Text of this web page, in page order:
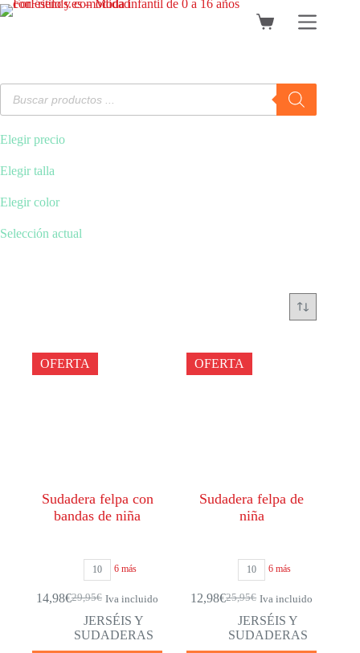
Saltar
al
Carro
OFERTA
Sudadera felpa con
bandas de niña
10 6 más
29,95€
El
precio
original
era:
14,98€El
precio
actual
es:
Iva incluido
JERSÉIS Y
SUDADERAS
OFERTA
Sudadera felpa de
niña
10 6 más
25,95€
El
precio
original
era:
12,98€El
precio
actual
es:
Iva incluido
JERSÉIS Y
SUDADERAS
Búsqueda
productos
Elegir precio
Elegir talla
Elegir color
Selección actual